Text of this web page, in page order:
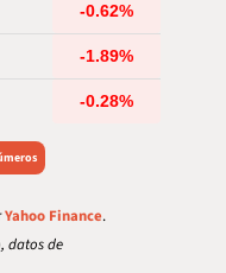
-0.62%
-1.89%
-0.28%
Yahoo Finance.
datos de